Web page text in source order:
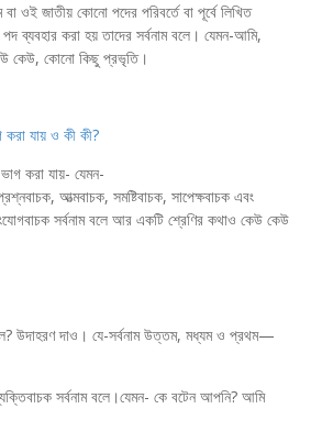
ওই জাতীয় কোনো পদের পরিবর্তে বা পূর্বে লিখিত
ব্যবহার করা হয় তাদের সর্বনাম বলে। যেমন-আমি,
কেউ, কোনো কিছু প্রভৃতি।
করা যায় ও কী কী?
করা যায়- যেমন-
আত্মবাচক, সমষ্টিবাচক, সাপেক্ষবাচক এবং
সর্বনাম বলে আর একটি শ্রেণির কথাও কেউ কেউ
উদাহরণ দাও। যে-সর্বনাম উত্তম, মধ্যম ও প্রথম—
সর্বনাম বলে।যেমন- কে বটেন আপনি? আমি